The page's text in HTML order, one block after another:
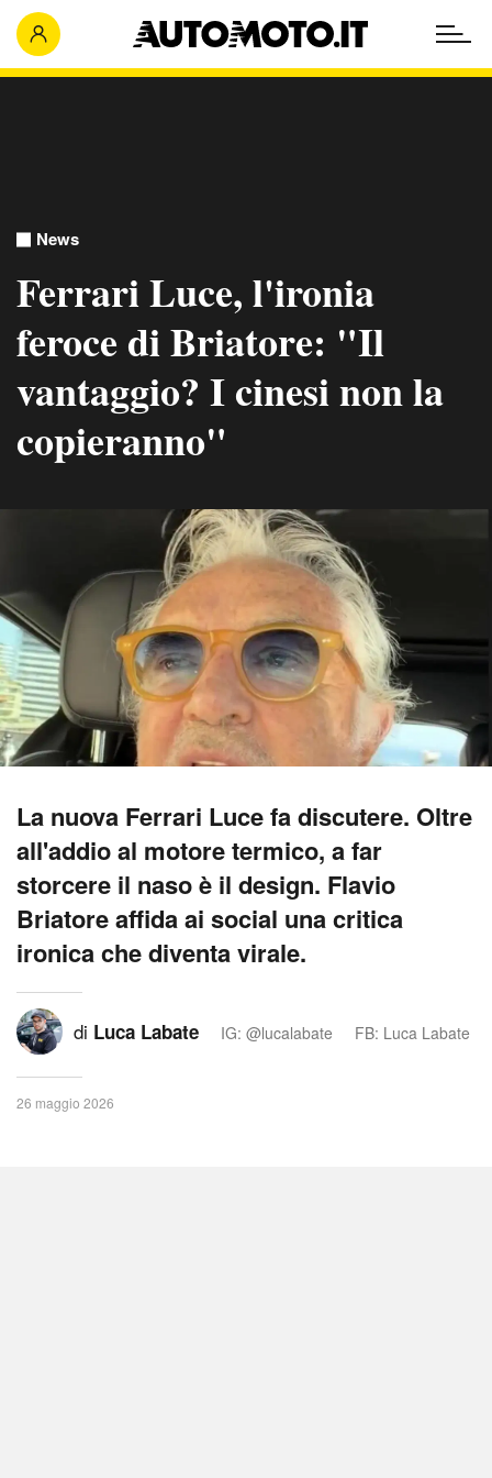
News
Ferrari Luce, l'ironia
feroce di Briatore: "Il
vantaggio? I cinesi non la
copieranno"
La nuova Ferrari Luce fa discutere. Oltre
all'addio al motore termico, a far
storcere il naso è il design. Flavio
Briatore affida ai social una critica
ironica che diventa virale.
di Luca Labate IG: @lucalabate FB: Luca Labate
26 maggio 2026